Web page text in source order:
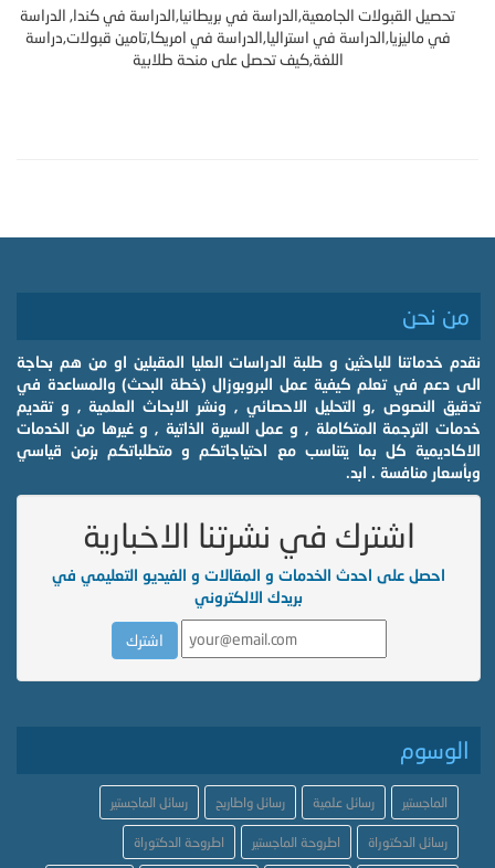
تحصيل القبولات الجامعية,الدراسة في بريطانيا,الدراسة في كندا, الدراسة
في ماليزيا,الدراسة في استراليا,الدراسة في امريكا,تامين قبولات,دراسة
اللغة,كيف تحصل على منحة طلابية
من نحن
نقدم خدماتنا للباحثين و طلبة الدراسات العليا المقبلين او من هم بحاجة
الى دعم في تعلم كيفية عمل البروبوزال (خطة البحث) والمساعدة في
تدقيق النصوص ,و التحليل الاحصائي , ونشر الابحاث العلمية , و تقديم
خدمات الترجمة المتكاملة , و عمل السيرة الذاتية , و غيرها من الخدمات
الاكاديمية كل بما يتناسب مع احتياجاتكم و متطلباتكم بزمن قياسي
وبأسعار منافسة . ابد.
اشترك في نشرتنا الاخبارية
احصل على احدث الخدمات و المقالات و الفيديو التعليمي في
بريدك الالكتروني
الوسوم
الماجستير رسائل علمية رسائل واطاريح رسائل الماجستير
رسائل الدكتوراة اطروحة الماجستير اطروحة الدكتوراة